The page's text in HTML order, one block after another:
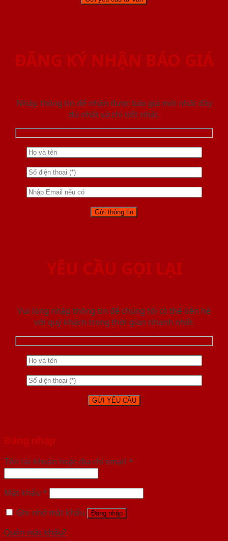
ĐĂNG KÝ NHẬN BÁO GIÁ
Nhập thông tin để nhận được báo giá mới nhât đầy
đủ nhất và chi tiết nhất.
YÊU CẦU GỌI LẠI
Vui lòng nhập thông tin để chúng tôi có thể liên hệ
với quý khách trong thời gian nhanh nhất.
Đăng nhập
Tên tài khoản hoặc địa chỉ email *
Mật khẩu *
Ghi nhớ mật khẩu
Đăng nhập
Quên mật khẩu?